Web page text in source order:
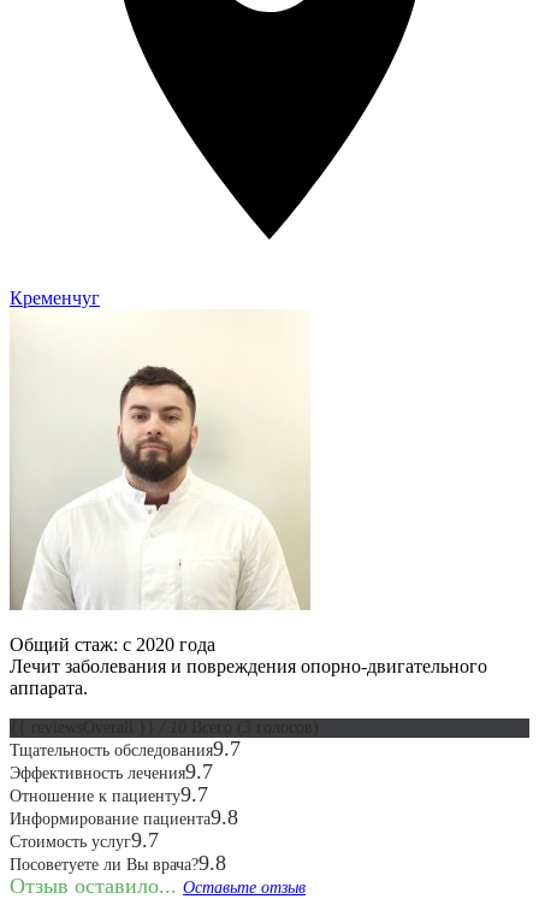
Кременчуг
Общий стаж: с 2020 года
Лечит заболевания и повреждения опорно-двигательного
аппарата.
Тщательность обследования9.7
Эффективность лечения9.7
Отношение к пациенту9.7
Информирование пациента9.8
Стоимость услуг9.7
Посоветуете ли Вы врача?9.8
Отзыв оставило... Оставьте отзыв